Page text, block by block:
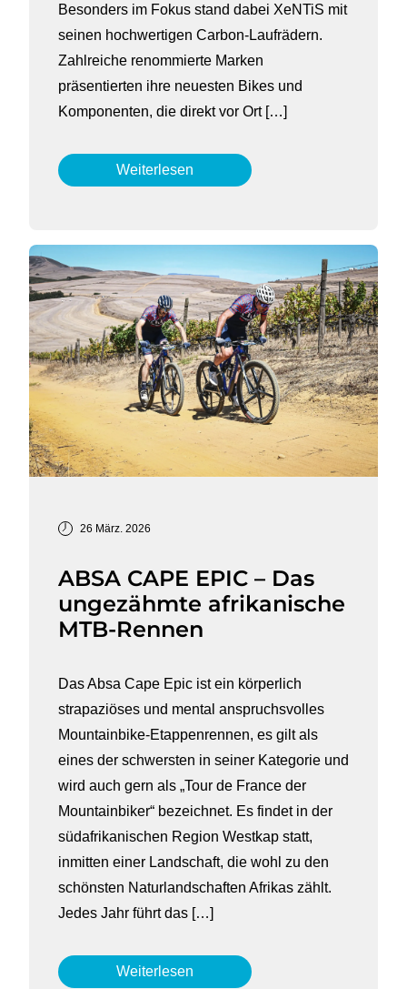
Besonders im Fokus stand dabei XeNTiS mit
seinen hochwertigen Carbon-Laufrädern.
Zahlreiche renommierte Marken
präsentierten ihre neuesten Bikes und
Komponenten, die direkt vor Ort […]
Weiterlesen
26 März. 2026
ABSA CAPE EPIC – Das
ungezähmte afrikanische
MTB-Rennen
Das Absa Cape Epic ist ein körperlich
strapaziöses und mental anspruchsvolles
Mountainbike-Etappenrennen, es gilt als
eines der schwersten in seiner Kategorie und
wird auch gern als „Tour de France der
Mountainbiker“ bezeichnet. Es findet in der
südafrikanischen Region Westkap statt,
inmitten einer Landschaft, die wohl zu den
schönsten Naturlandschaften Afrikas zählt.
Jedes Jahr führt das […]
Weiterlesen